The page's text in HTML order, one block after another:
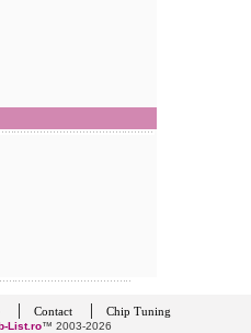
| Contact | Chip Tuning
List.ro™ 2003-2026